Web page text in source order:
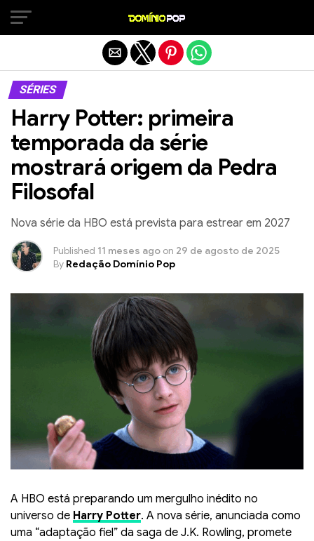
SÉRIES
Harry Potter: primeira
temporada da série
mostrará origem da Pedra
Filosofal
Nova série da HBO está prevista para estrear em 2027
Published 11 meses ago on 29 de agosto de 2025
By Redação Domínio Pop
A HBO está preparando um mergulho inédito no
universo de Harry Potter. A nova série, anunciada como
uma “adaptação fiel” da saga de J.K. Rowling, promete
Sair da versão mobile